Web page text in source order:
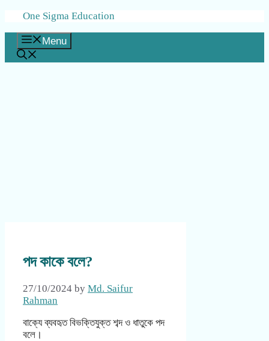
Skip
content
One Sigma Education
Menu
পদ কাকে বলে?
27/10/2024 by Md. Saifur
Rahman
বাক্যে ব্যবহৃত বিভক্তিযুক্ত শব্দ ও ধাতুকে পদ
বলে।